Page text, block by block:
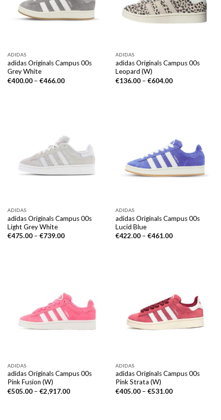
ADIDAS
adidas Originals Campus 00s
Grey White
€400.00– €466.00
ADIDAS
adidas Originals Campus 00s
Leopard (W)
€136.00– €604.00
ADIDAS
adidas Originals Campus 00s
Light Grey White
€475.00– €739.00
ADIDAS
adidas Originals Campus 00s
Lucid Blue
€422.00– €461.00
ADIDAS
adidas Originals Campus 00s
Pink Fusion (W)
€505.00– €2,917.00
ADIDAS
adidas Originals Campus 00s
Pink Strata (W)
€405.00– €531.00